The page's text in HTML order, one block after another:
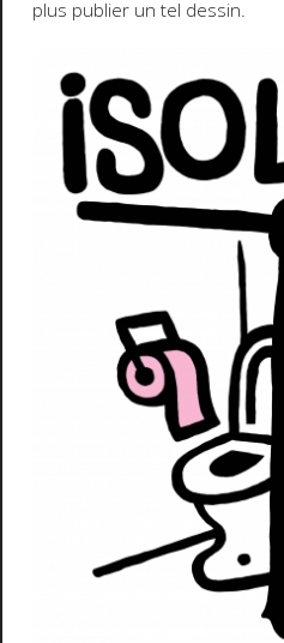
plus publier un tel dessin.